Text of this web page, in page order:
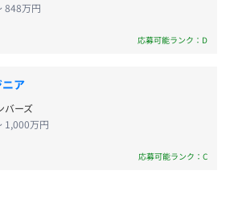
、Google Kubernetes
険・厚生年金加入・雇用保険・労災
康保険組合加入
しむ。 人工知能の研究と導入
ブはますます進化、成長してい
はずば抜けて成長したい、そん
集まっています。新卒から40代
様々なバックグラウンドを持っ
い環境づくりにこだわりを持
厚生やオフィス環境の整備を改
848万円
応募可能ランク：D
ア
バーズ
1,000万円
応募可能ランク：C